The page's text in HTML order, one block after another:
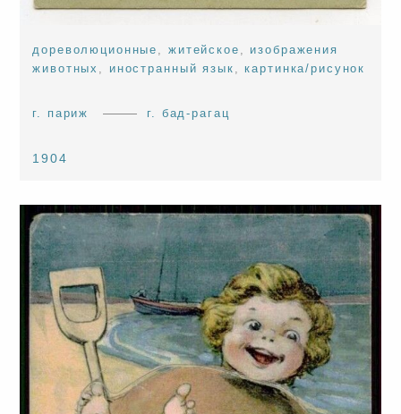
дореволюционные житейское
изображения
животных
иностранный язык ,картинка/рисунок
г. париж г. бад-рагац
1904